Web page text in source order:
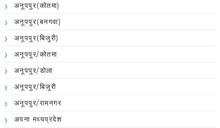
अनूपपुर(कोतमा)
अनूपपुर(बनगवा)
अनूपपुर(बिजुरी)
अनूपपुर/कोतमा
अनूपपुर/डोला
अनूपपुर/बिजुरी
अनूपपुर/रामनगर
अपना मध्यप्रदेश